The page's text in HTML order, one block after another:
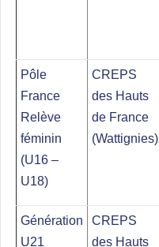
Pôle
France
Relève
féminin
(U16 –
U18)
CREPS
des Hauts
de France
(Wattignies)
Génération
U21
CREPS
des Hauts